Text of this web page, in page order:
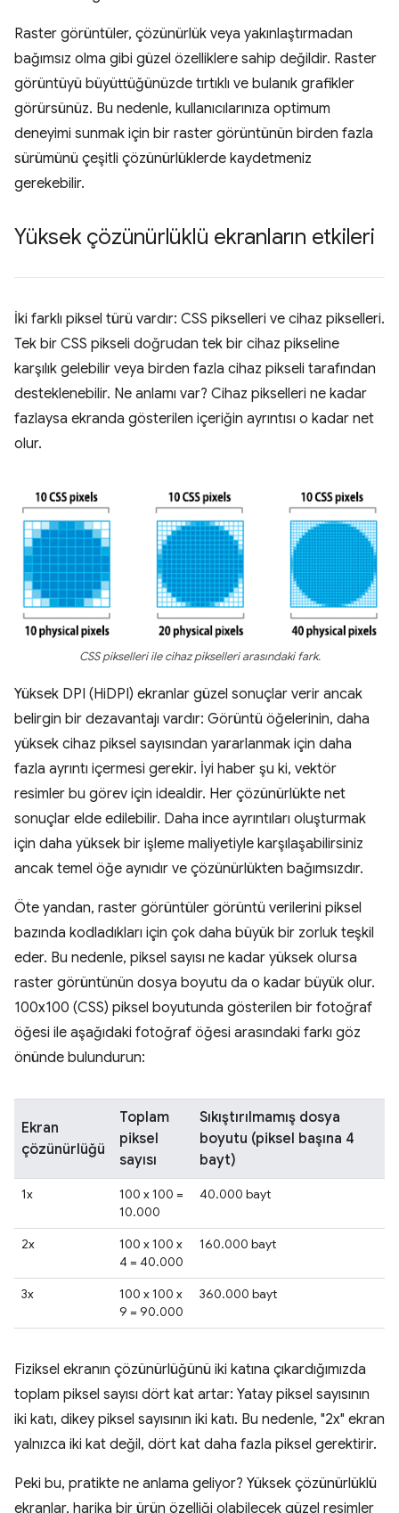
Raster görüntüler, çözünürlük veya yakınlaştırmadan
bağımsız olma gibi güzel özelliklere sahip değildir. Raster
görüntüyü büyüttüğünüzde tırtıklı ve bulanık grafikler
görürsünüz. Bu nedenle, kullanıcılarınıza optimum
deneyimi sunmak için bir raster görüntünün birden fazla
sürümünü çeşitli çözünürlüklerde kaydetmeniz
gerekebilir.
Yüksek çözünürlüklü ekranların etkileri
İki farklı piksel türü vardır: CSS pikselleri ve cihaz pikselleri.
Tek bir CSS pikseli doğrudan tek bir cihaz pikseline
karşılık gelebilir veya birden fazla cihaz pikseli tarafından
desteklenebilir. Ne anlamı var? Cihaz pikselleri ne kadar
fazlaysa ekranda gösterilen içeriğin ayrıntısı o kadar net
olur.
CSS pikselleri ile cihaz pikselleri arasındaki fark.
Yüksek DPI (HiDPI) ekranlar güzel sonuçlar verir ancak
belirgin bir dezavantajı vardır: Görüntü öğelerinin, daha
yüksek cihaz piksel sayısından yararlanmak için daha
fazla ayrıntı içermesi gerekir. İyi haber şu ki, vektör
resimler bu görev için idealdir. Her çözünürlükte net
sonuçlar elde edilebilir. Daha ince ayrıntıları oluşturmak
için daha yüksek bir işleme maliyetiyle karşılaşabilirsiniz
ancak temel öğe aynıdır ve çözünürlükten bağımsızdır.
Öte yandan, raster görüntüler görüntü verilerini piksel
bazında kodladıkları için çok daha büyük bir zorluk teşkil
eder. Bu nedenle, piksel sayısı ne kadar yüksek olursa
raster görüntünün dosya boyutu da o kadar büyük olur.
100x100 (CSS) piksel boyutunda gösterilen bir fotoğraf
öğesi ile aşağıdaki fotoğraf öğesi arasındaki farkı göz
önünde bulundurun:
Ekran
çözünürlüğü
Toplam
piksel
sayısı
Sıkıştırılmamış dosya
boyutu (piksel başına 4
bayt)
1x
100 x 100 =
10.000
40.000 bayt
2x
100 x 100 x
4 = 40.000
160.000 bayt
3x
100 x 100 x
9 = 90.000
360.000 bayt
Fiziksel ekranın çözünürlüğünü iki katına çıkardığımızda
toplam piksel sayısı dört kat artar: Yatay piksel sayısının
iki katı, dikey piksel sayısının iki katı. Bu nedenle, "2x" ekran
yalnızca iki kat değil, dört kat daha fazla piksel gerektirir.
Peki bu, pratikte ne anlama geliyor? Yüksek çözünürlüklü
ekranlar, harika bir ürün özelliği olabilecek güzel resimler